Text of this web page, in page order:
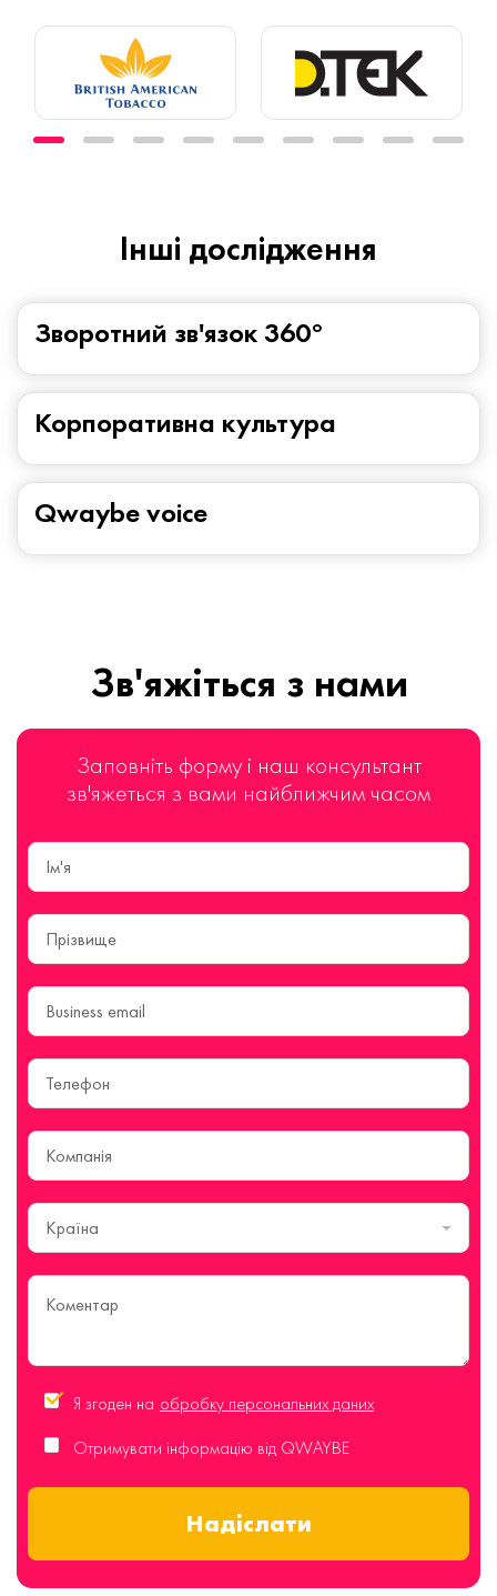
Iнші дослідження
Зворотний зв'язок 360°
Корпоративна культура
Qwaybe voice
Зв'яжіться з нами
Заповніть форму і наш консультант
зв'яжеться з вами найближчим часом
Країна
Я згоден на обробку персональних даних
Отримувати інформацію від QWAYBE
Надіслати